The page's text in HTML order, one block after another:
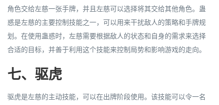
角色交给左慈一张手牌，并且左慈可以选择将其交给其他角色。蛊
惑是左慈的主要控制技能之一，可以用来干扰敌人的策略和手牌规
划。在使用蛊惑时，左慈需要根据敌人的状态和自身的需求来选择
合适的目标，并善于利用这个技能来控制局势和影响游戏的走向。
七、驱虎
驱虎是左慈的主动技能，可以在出牌阶段使用。该技能可以令一名